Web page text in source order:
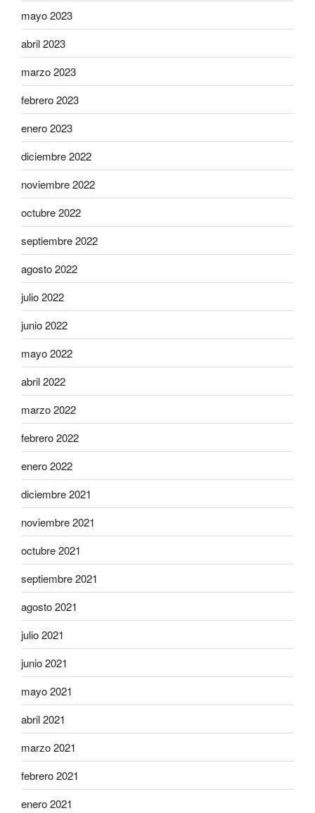
mayo 2023
abril 2023
marzo 2023
febrero 2023
enero 2023
diciembre 2022
noviembre 2022
octubre 2022
septiembre 2022
agosto 2022
julio 2022
junio 2022
mayo 2022
abril 2022
marzo 2022
febrero 2022
enero 2022
diciembre 2021
noviembre 2021
octubre 2021
septiembre 2021
agosto 2021
julio 2021
junio 2021
mayo 2021
abril 2021
marzo 2021
febrero 2021
enero 2021